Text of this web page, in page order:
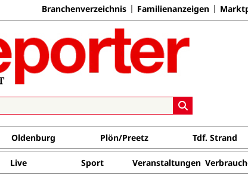
Branchenverzeichnis Familienanzeigen
Oldenburg Plön/Preetz Tdf. Strand
Live Sport Veranstaltungen